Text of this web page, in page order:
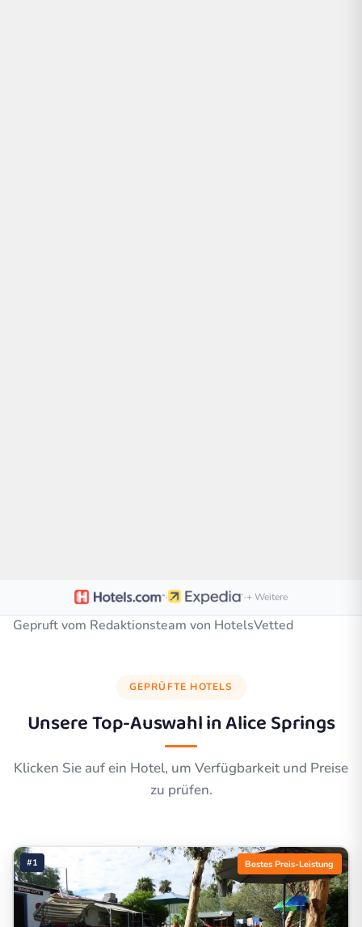
· ·+ Weitere
Gepruft vom Redaktionsteam von HotelsVetted
GEPRÜFTE HOTELS
Unsere Top-Auswahl inAlice Springs
Klicken Sie auf ein Hotel, um Verfügbarkeit und Preise
zu prüfen.
#1 Bestes Preis-Leistung